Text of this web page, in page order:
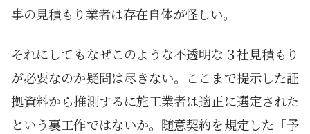
事の見積もり業者は存在自体が怪しい。
それにしてもなぜこのような不透明な３社見積もり
が必要なのか疑問は尽きない。ここまで提示した証
拠資料から推測するに施工業者は適正に選定された
という裏工作ではないか。随意契約を規定した「予